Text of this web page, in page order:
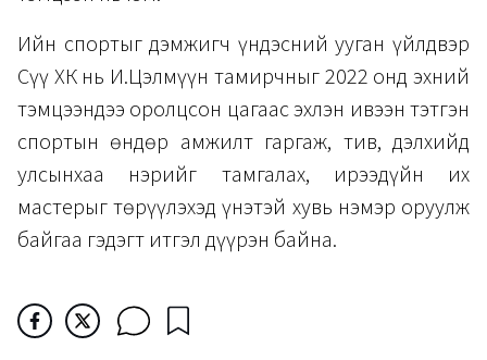
Ийн спортыг дэмжигч үндэсний ууган үйлдвэр
Сүү ХК нь И.Цэлмүүн тамирчныг 2022 онд эхний
тэмцээндээ оролцсон цагаас эхлэн ивээн тэтгэн
спортын өндөр амжилт гаргаж, тив, дэлхийд
улсынхаа нэрийг тамгалах, ирээдүйн их
мастерыг төрүүлэхэд үнэтэй хувь нэмэр оруулж
байгаа гэдэгт итгэл дүүрэн байна.